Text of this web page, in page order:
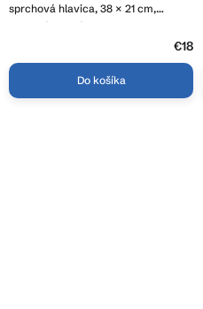
sprchová hlavica, 38 × 21 cm,
medená matná, REA-P0397
€18
Do košíka